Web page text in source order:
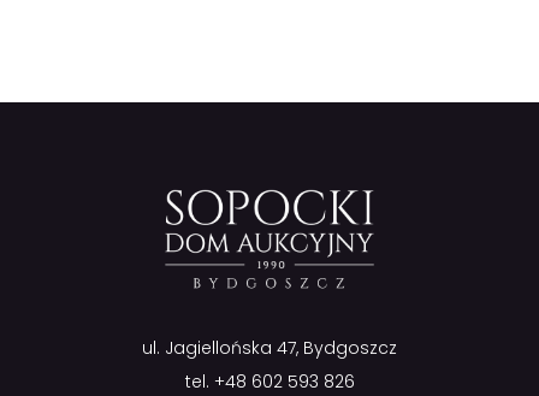
ul. Jagiellońska 47, Bydgoszcz
tel. +48 602 593 826